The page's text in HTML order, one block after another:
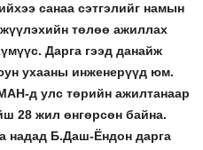
санаа сэтгэлийг намын
төлөө ажиллах
Дарга гээд данайж
ухааны инженерүүд юм.
д улс төрийн ажилтанаар
28 жил өнгөрсөн байна.
надад Б.Даш-Ёндон дарга